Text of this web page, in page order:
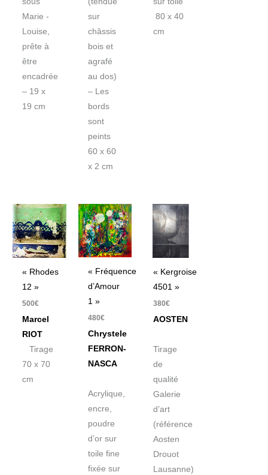
Marie -
Louise,
prête à
être
encadrée
– 19 x
19 cm
sur
châssis
bois et
agrafé
au dos)
– Les
bords
sont
peints
60 x 60
x 2 cm
80 x 40
cm
« Rhodes
12 »
500€
Marcel
RIOT
Tirage
70 x 70
cm
« Fréquence
d’Amour
1 »
480€
Chrystele
FERRON-
NASCA
Acrylique,
encre,
poudre
d’or sur
toile fine
fixée sur
« Kergroise
4501 »
380€
AOSTEN
Tirage
de
qualité
Galerie
d’art
(référence
Aosten
Drouot
Lausanne)